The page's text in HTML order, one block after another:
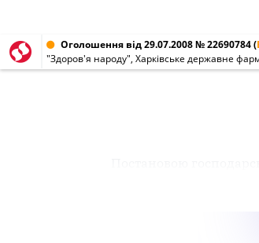
Оголошення від 29.07.2008 № 22690784(
"Здоров'я народу", Харківське державне